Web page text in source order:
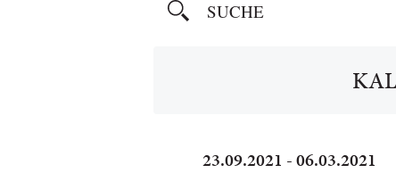
23.09.2021 - 06.03.2021